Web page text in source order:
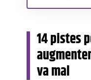
14 pistes
va mal